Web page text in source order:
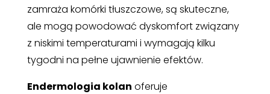
zamraża komórki tłuszczowe, są skuteczne,
ale mogą powodować dyskomfort związany
z niskimi temperaturami i wymagają kilku
tygodni na pełne ujawnienie efektów.
Endermologia kolan oferuje